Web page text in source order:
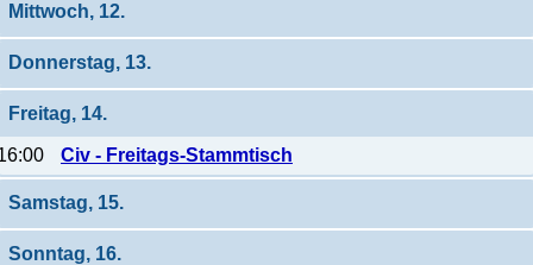
Mittwoch, 12.
Donnerstag, 13.
Freitag, 14.
Civ - Freitags-Stammtisch
Samstag, 15.
Sonntag, 16.